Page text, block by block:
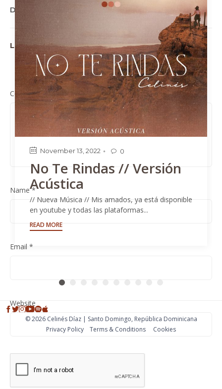
Dalys Fabiana SEPTEMBER 6, 2017 REPLY
LEAVE A REPLY
Comment*
Name*
Email *
Website
November 13, 2022  0
No Te Rindas // Versión
Acústica
// Nueva Música // Mis amados, ya está disponible
en youtube y todas las plataformas...
READ MORE
© 2026 Celinés Díaz | Santo Domingo, República Dominicana
Privacy Policy
Тerms & Conditions Cookies